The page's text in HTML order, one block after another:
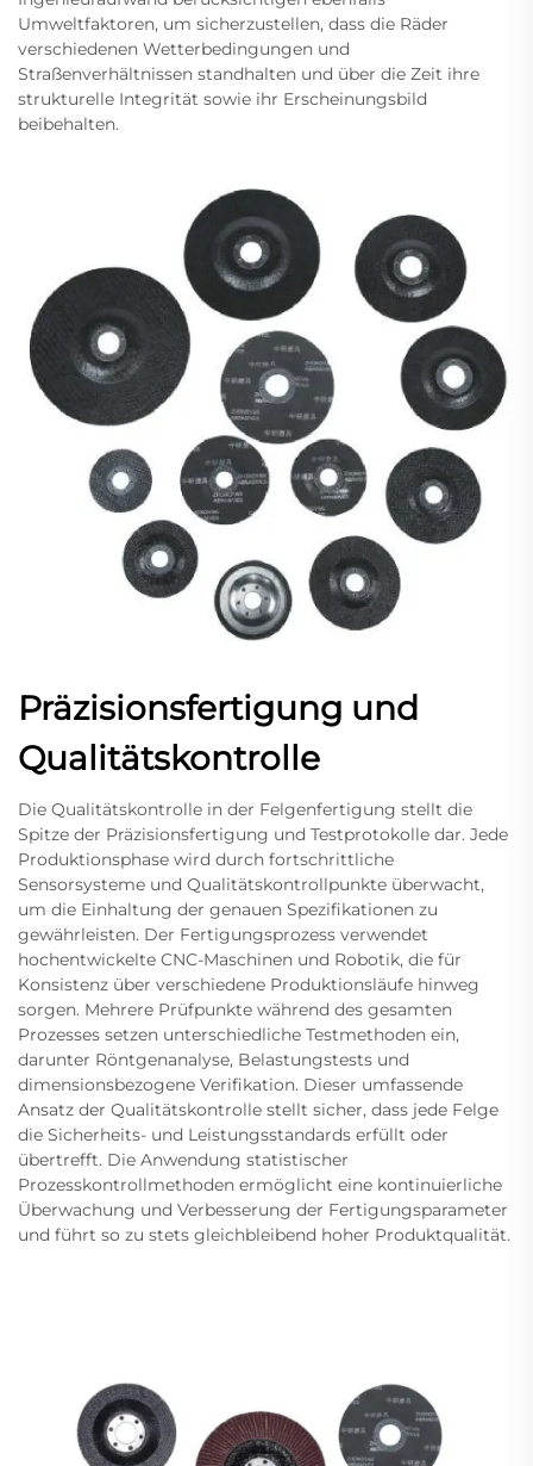
Umweltfaktoren, um sicherzustellen, dass die Räder
verschiedenen Wetterbedingungen und
Straßenverhältnissen standhalten und über die Zeit ihre
strukturelle Integrität sowie ihr Erscheinungsbild
beibehalten.
Präzisionsfertigung und
Qualitätskontrolle
Die Qualitätskontrolle in der Felgenfertigung stellt die
Spitze der Präzisionsfertigung und Testprotokolle dar. Jede
Produktionsphase wird durch fortschrittliche
Sensorsysteme und Qualitätskontrollpunkte überwacht,
um die Einhaltung der genauen Spezifikationen zu
gewährleisten. Der Fertigungsprozess verwendet
hochentwickelte CNC-Maschinen und Robotik, die für
Konsistenz über verschiedene Produktionsläufe hinweg
sorgen. Mehrere Prüfpunkte während des gesamten
Prozesses setzen unterschiedliche Testmethoden ein,
darunter Röntgenanalyse, Belastungstests und
dimensionsbezogene Verifikation. Dieser umfassende
Ansatz der Qualitätskontrolle stellt sicher, dass jede Felge
die Sicherheits- und Leistungsstandards erfüllt oder
übertrefft. Die Anwendung statistischer
Prozesskontrollmethoden ermöglicht eine kontinuierliche
Überwachung und Verbesserung der Fertigungsparameter
und führt so zu stets gleichbleibend hoher Produktqualität.